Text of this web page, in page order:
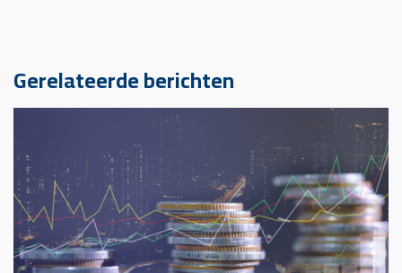
Gerelateerde berichten